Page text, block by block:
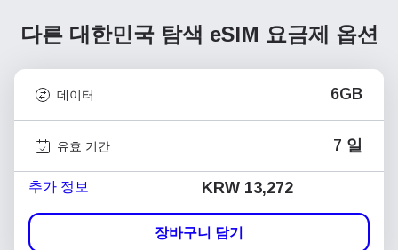
다른 대한민국 탐색 eSIM 요금제 옵션
데이터 6GB
유효 기간 7 일
추가 정보 KRW 13,272
장바구니 담기